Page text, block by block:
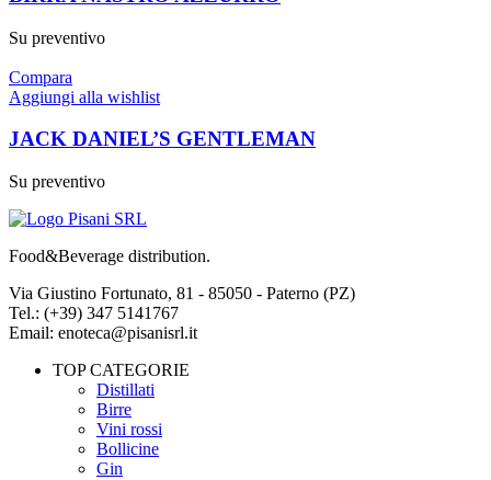
Su preventivo
Compara
Aggiungi alla wishlist
JACK DANIEL’S GENTLEMAN
Su preventivo
Food&Beverage distribution.
Via Giustino Fortunato, 81 - 85050 - Paterno (PZ)
Tel.: (+39) 347 5141767
Email: enoteca@pisanisrl.it
TOP CATEGORIE
Distillati
Birre
Vini rossi
Bollicine
Gin